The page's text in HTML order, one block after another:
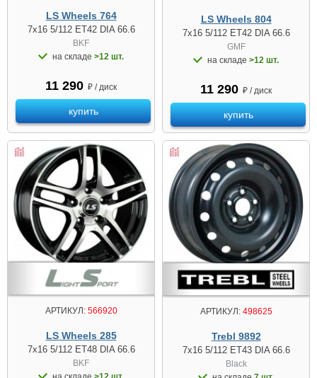
LS Wheels 764
7x16 5/112 ET42 DIA 66.6
BKF
на складе >12 шт.
11 290 ₽ / диск
купить
LS Wheels 804
7x16 5/112 ET42 DIA 66.6
GMF
на складе >12 шт.
11 290 ₽ / диск
купить
АРТИКУЛ:566920
LS Wheels 285
7x16 5/112 ET48 DIA 66.6
BKF
АРТИКУЛ:498625
Trebl 9892
7x16 5/112 ET43 DIA 66.6
Black